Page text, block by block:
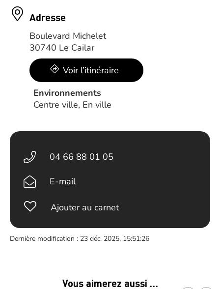
Adresse
Boulevard Michelet
30740 Le Cailar
Voir l’itinéraire
Environnements
Centre ville, En ville
04 66 88 01 05
E-mail
Ajouter au carnet
Dernière modification : 23 déc. 2025, 15:51:26
Vous aimerez aussi …